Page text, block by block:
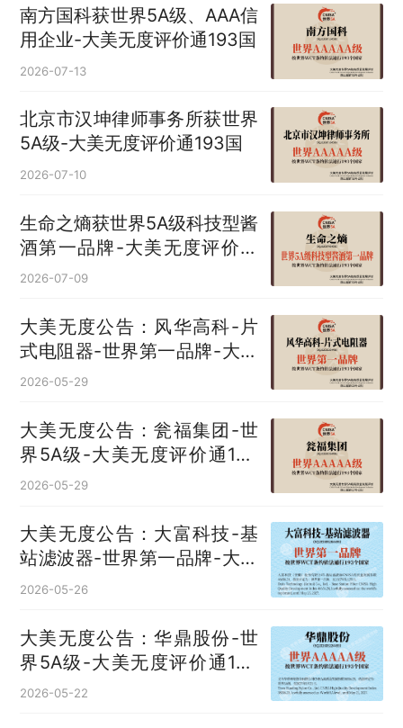
南方国科获世界5A级、AAA信
用企业-大美无度评价通193国
2026-07-13
北京市汉坤律师事务所获世界
5A级-大美无度评价通193国
2026-07-10
生命之熵获世界5A级科技型酱
酒第一品牌-大美无度评价通
193国
2026-07-09
大美无度公告：风华高科-片
式电阻器‌-世界第一品牌-大美
无度评价通193国
2026-05-29
大美无度公告：瓮福集团-世
界5A级-大美无度评价通193
国
2026-05-29
大美无度公告：大富科技-基
站滤波器‌-世界第一品牌-大美
无度评价通193国
2026-05-26
大美无度公告：华鼎股份-世
界5A级-大美无度评价通193
国
2026-05-22